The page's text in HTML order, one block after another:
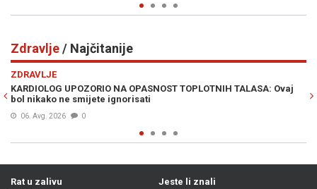
Zdravlje/ Najčitanije
TALASA: Ovaj
IMATE GA U KUHINJI: Ova biljka poboljšava
Alzheimerove bolesti
Rat u zalivu
Jeste li znali